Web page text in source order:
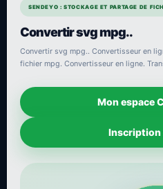
SENDEYO : STOCKAGE ET PARTAGE DE
Convertir svg mpg..
Convertir svg mpg.. Convertisseur en
fichier mpg. Convertisseur en ligne.
Mon espace
Inscription